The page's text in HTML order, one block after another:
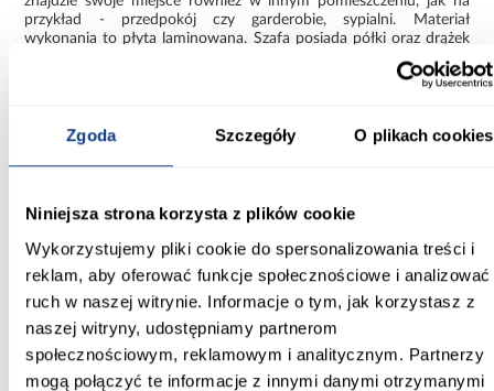
Zgoda Szczegóły O plikach cookies
Niniejsza strona korzysta z plików cookie
Wykorzystujemy pliki cookie do spersonalizowania treści i
reklam, aby oferować funkcje społecznościowe i analizować
ruch w naszej witrynie. Informacje o tym, jak korzystasz z
naszej witryny, udostępniamy partnerom
społecznościowym, reklamowym i analitycznym. Partnerzy
mogą połączyć te informacje z innymi danymi otrzymanymi
przykład - przedpokój czy garderobie, sypialni. Materiał
wykonania to płyta laminowana. Szafa posiada półki oraz drążek
pomieszczenie stanie się optycznie większe. Mebel będzie
świetnym miejscem do wieszania ubrań, na buty lub inne
każdemu, kto poszukuje eleganckiego, klasycznego, a zarazem
nowoczesnego umeblowania. Idealnie wpasuje się w większość
aranżacji. Przeznaczona do samodzielnego montażu.
Szafa i jej akcesoria
W naszej ofercie znajdziesz różne meble, niezbędny element
wyposażenia wnętrz. Wybierając szafy sam zdecydujesz czego
potrzebujesz - szafy na ubrania są z wieszaki, szufladami, półkami,
do wyboru sposób otwierania- drzwi przesuwne, drzwi uchylne,
ilość drzwi, a także szafa z lustrem, które będą doskonale
pasowały do wnętrz nowoczesnych.
Szeroki wybór szaf w ofercie pozwala dopasować mebel nawet